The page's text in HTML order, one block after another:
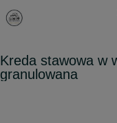
Kreda stawowa w
granulowana